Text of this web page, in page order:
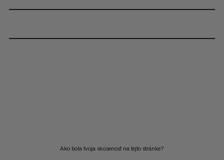
Ako bola tvoja skúsenosť na tejto stránke?